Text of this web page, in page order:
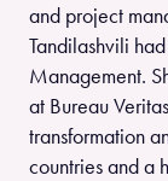
and project
Tandilashvili
Management.
at Bureau
transformation
countries and a